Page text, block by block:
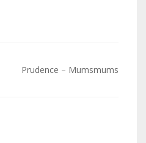
Prudence – Mumsmums